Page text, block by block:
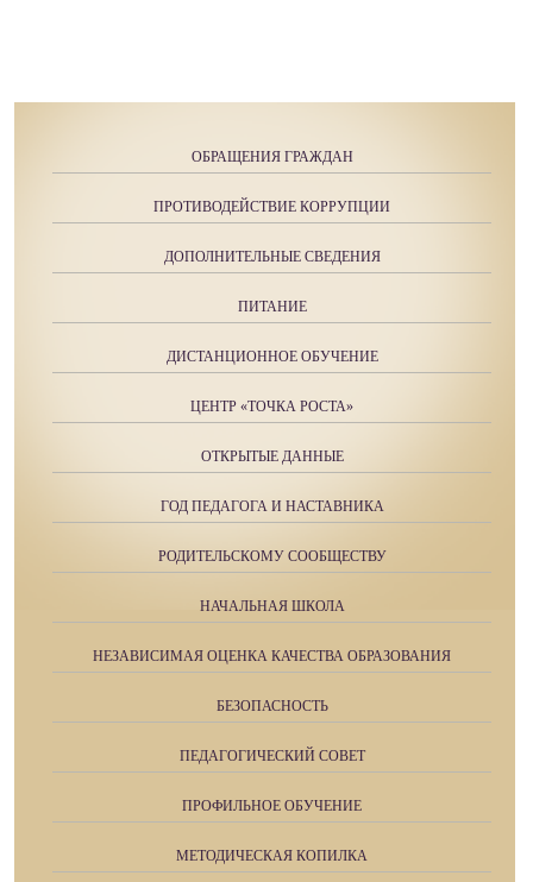
ОБРАЩЕНИЯ ГРАЖДАН
ПРОТИВОДЕЙСТВИЕ КОРРУПЦИИ
ДОПОЛНИТЕЛЬНЫЕ СВЕДЕНИЯ
ПИТАНИЕ
ДИСТАНЦИОННОЕ ОБУЧЕНИЕ
ЦЕНТР «ТОЧКА РОСТА»
ОТКРЫТЫЕ ДАННЫЕ
ГОД ПЕДАГОГА И НАСТАВНИКА
РОДИТЕЛЬСКОМУ СООБЩЕСТВУ
НАЧАЛЬНАЯ ШКОЛА
НЕЗАВИСИМАЯ ОЦЕНКА КАЧЕСТВА ОБРАЗОВАНИЯ
БЕЗОПАСНОСТЬ
ПЕДАГОГИЧЕСКИЙ СОВЕТ
ПРОФИЛЬНОЕ ОБУЧЕНИЕ
МЕТОДИЧЕСКАЯ КОПИЛКА